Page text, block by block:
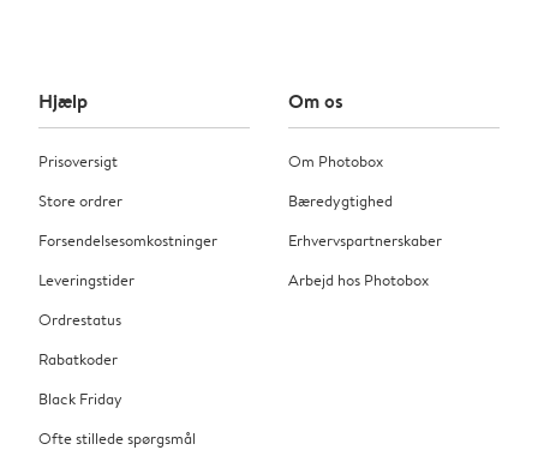
Hjælp
Prisoversigt
Store ordrer
Forsendelsesomkostninger
Leveringstider
Ordrestatus
Rabatkoder
Black Friday
Ofte stillede spørgsmål
Om os
Om Photobox
Bæredygtighed
Erhvervspartnerskaber
Arbejd hos Photobox